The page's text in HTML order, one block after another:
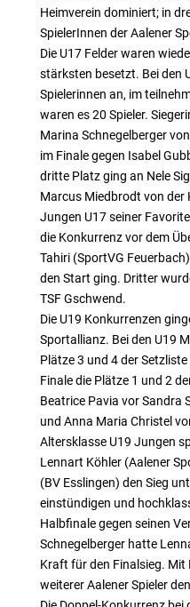
Heimverein dominiert; in
SpielerInnen der Aalener
Die U17 Felder waren
stärksten besetzt. Bei den
Spielerinnen an, im
waren es 20 Spieler.
Marina Schnegelberger
im Finale gegen Isabel
dritte Platz ging an Nele
Marcus Miedbrodt von der
Jungen U17 seiner
die Konkurrenz vor dem
Tahiri (SportVG
den Start ging. Dritter
TSF Gschwend.
Die U19 Konkurrenzen
Sportallianz. Bei den U19
Plätze 3 und 4 der
Finale die Plätze 1 und 2
Beatrice Pavia vor Sandra
und Anna Maria Christel
Altersklasse U19 Jungen
Lennart Köhler (Aalener
(BV Esslingen) den Sieg
einstündigen und
Halbfinale gegen seinen
Schnegelberger hatte
Kraft für den Finalsieg. Mit
weiterer Aalener Spieler